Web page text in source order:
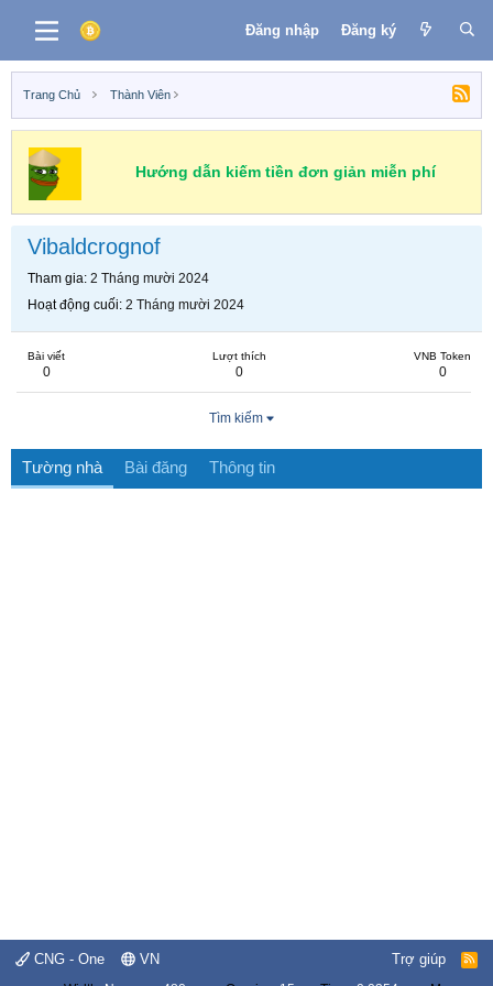
Đăng nhập Đăng ký
Trang Chủ Thành Viên
Hướng dẫn kiếm tiền đơn giản miễn phí
Vibaldcrognof
Tham gia 2 Tháng mười 2024
Hoạt động cuối 2 Tháng mười 2024
Bài viết
0
Lượt thích
0
VNB Token
0
Tìm kiếm
Tường nhà Bài đăng Thông tin
CNG - One VN Trợ giúp
R